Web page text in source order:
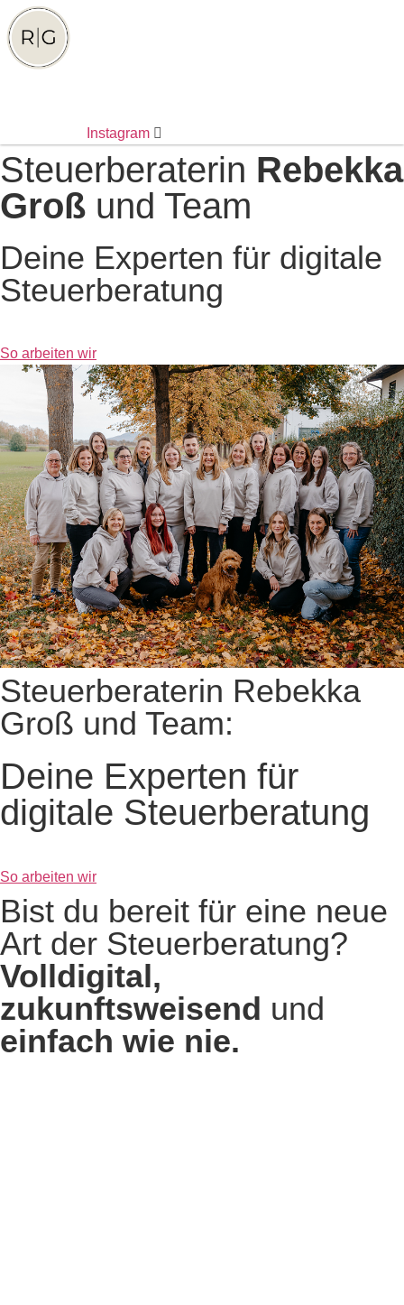
Zum
Inhalt
springen
Instagram
Steuerberaterin Rebekka
Groß und Team
Deine Experten für digitale
Steuerberatung
So arbeiten wir
Steuerberaterin Rebekka
Groß und Team:
Deine Experten für
digitale Steuerberatung
So arbeiten wir
Bist du bereit für eine neue
Art der Steuerberatung?
Volldigital,
zukunftsweisend und
einfach wie nie.